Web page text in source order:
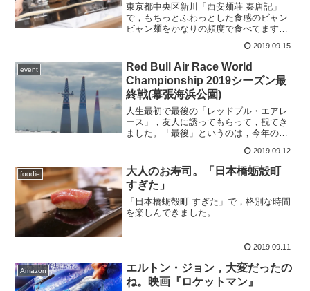
東京都中央区新川「西安麺荘 秦唐記」
で，もちっとふわっとした食感のビャン
ビャン麺をかなりの頻度で食べてます。
ので，なかなかレギュラー麺にいけませ
ん（笑）。
2019.09.15
event
Red Bull Air Race World
Championship 2019シーズン最
終戦(幕張海浜公園)
人生最初で最後の「レッドブル・エアレ
ース」，友人に誘ってもらって，観てき
ました。「最後」というのは，今年のこ
が終わってしまうから。残念です。が，
もう，自分にはエアレースは縁のないも
のと思っていたので，土曜...
2019.09.12
foodie
大人のお寿司。「日本橋蛎殻町
すぎた」
「日本橋蛎殻町 すぎた」で，格別な時間
を楽しんできました。
2019.09.11
Amazon
エルトン・ジョン，大変だったの
ね。映画『ロケットマン』